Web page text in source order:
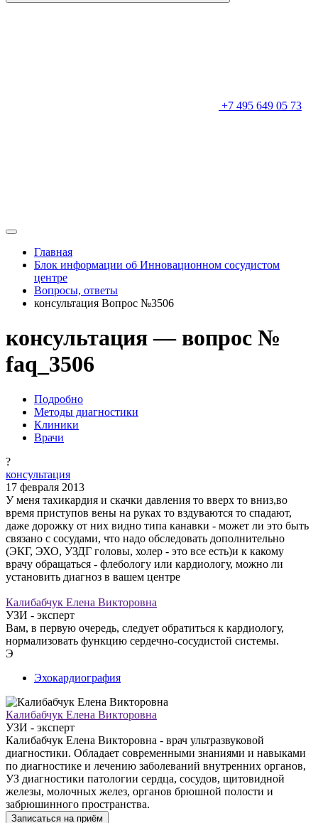
+7 495 649 05 73
Главная
Блок информации об Инновационном сосудистом
центре
Вопросы, ответы
консультация Вопрос №3506
консультация — вопрос №
faq_3506
Подробно
Методы диагностики
Клиники
Врачи
?
консультация
17 февраля 2013
У меня тахикардия и скачки давления то вверх то вниз,во
время приступов вены на руках то вздуваются то спадают,
даже дорожку от них видно типа канавки - может ли это быть
связано с сосудами, что надо обследовать дополнительно
(ЭКГ, ЭХО, УЗДГ головы, холер - это все есть)и к какому
врачу обращаться - флебологу или кардиологу, можно ли
установить диагноз в вашем центре
Калибабчук Елена Викторовна
УЗИ - эксперт
Вам, в первую очередь, следует обратиться к кардиологу,
нормализовать функцию сердечно-сосудистой системы.
Э
Эхокардиография
Калибабчук Елена Викторовна
УЗИ - эксперт
Калибабчук Елена Викторовна - врач ультразвуковой
диагностики. Обладает современными знаниями и навыками
по диагностике и лечению заболеваний внутренних органов,
УЗ диагностики патологии сердца, сосудов, щитовидной
железы, молочных желез, органов брюшной полости и
забрюшинного пространства.
Записаться на приём